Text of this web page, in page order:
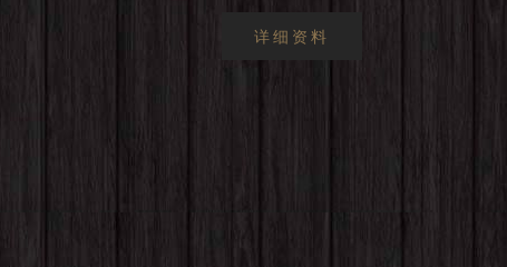
详细资料